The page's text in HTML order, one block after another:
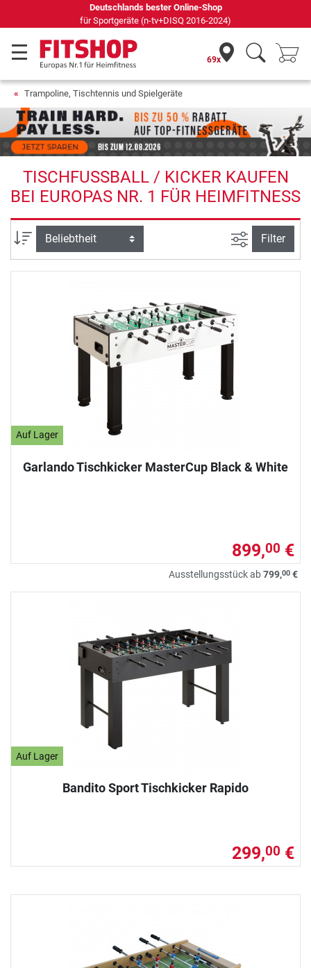
Deutschlands bester Online-Shop
für Sportgeräte (n-tv+DISQ 2016-2024)
69x
Trampoline, Tischtennis und Spielgeräte
TISCHFUSSBALL / KICKER KAUFEN B
EI EUROPAS NR. 1 FÜR HEIMFITNESS
Sortierung Ansicht
Filter
Auf Lager
Garlando Tischkicker MasterCup Black & White
899,00 €
Ausstellungsstück ab799,00 €
Auf Lager
Bandito Sport Tischkicker Rapido
299,00 €